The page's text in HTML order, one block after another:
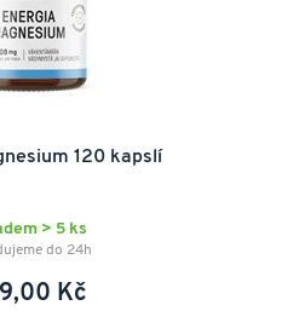
120 kapslí
> 5 ks
do 24h
Kč